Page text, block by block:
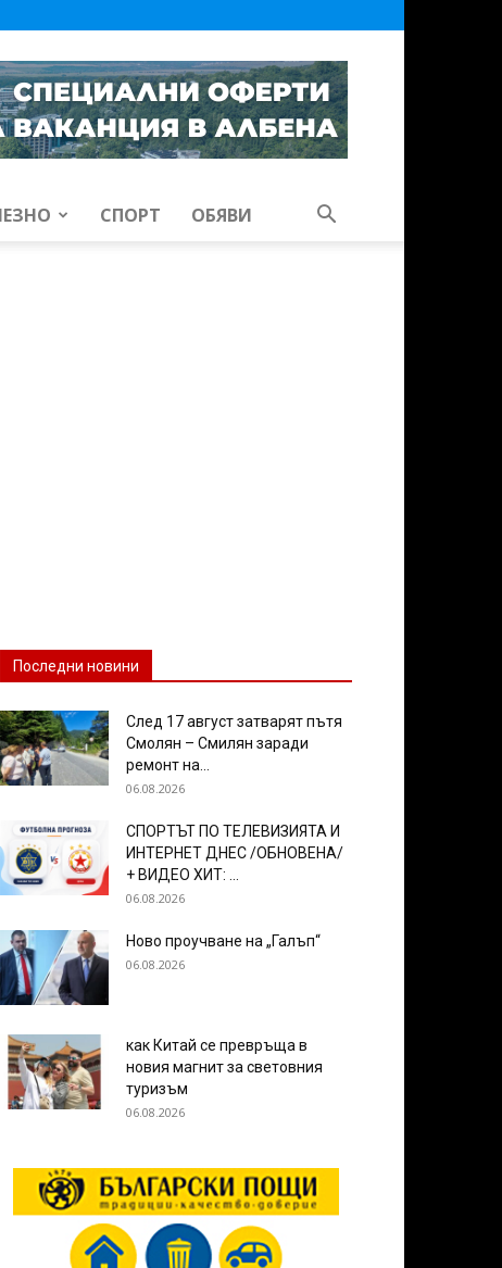
СПОРТ ОБЯВИ
Последни новини
След 17 август затварят пътя
Смолян – Смилян заради
ремонт на...
06.08.2026
СПОРТЪТ ПО ТЕЛЕВИЗИЯТА И
ИНТЕРНЕТ ДНЕС /ОБНОВЕНА/
+ ВИДЕО ХИТ: ...
06.08.2026
Ново проучване на „Галъп“
06.08.2026
как Китай се превръща в
новия магнит за световния
туризъм
06.08.2026